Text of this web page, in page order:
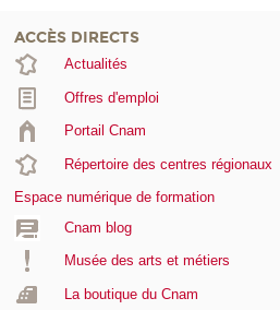
ACCÈS DIRECTS
Actualités
Offres d'emploi
Portail Cnam
Répertoire des centres régionaux
Espace numérique de formation
Cnam blog
Musée des arts et métiers
La boutique du Cnam